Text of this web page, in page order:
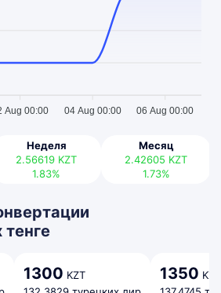
Aug 00:00 04 Aug 00:00 06 Aug 00:00
Неделя
2.56619 KZT
1.83%
Месяц
2.42605 KZT
1.73%
тенге
1300 KZT
1350 KZT